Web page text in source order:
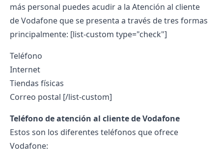
más personal puedes acudir a la Atención al cliente
de Vodafone que se presenta a través de tres formas
principalmente: [list-custom type="check"]
Teléfono
Internet
Tiendas físicas
Correo postal [/list-custom]
Teléfono de atención al cliente de Vodafone
Estos son los diferentes teléfonos que ofrece
Vodafone: